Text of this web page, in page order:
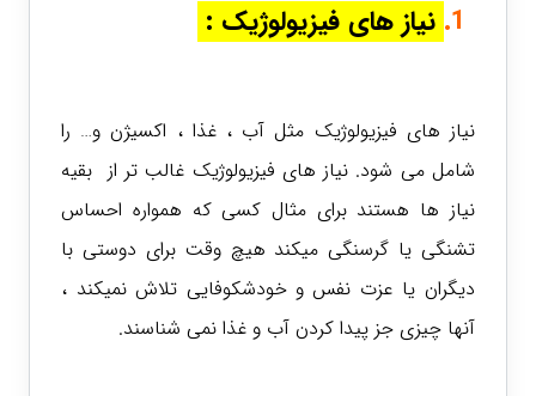
1. نیاز های فیزیولوژیک :
نیاز های فیزیولوژیک مثل آب ، غذا ، اکسیژن و… را
شامل می شود. نیاز های فیزیولوژیک غالب تر از بقیه
نیاز ها هستند برای مثال کسی که همواره احساس
تشنگی یا گرسنگی میکند هیچ وقت برای دوستی با
دیگران یا عزت نفس و خودشکوفایی تلاش نمیکند ،
آنها چیزی جز پیدا کردن آب و غذا نمی شناسند.